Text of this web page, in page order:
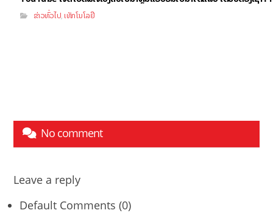
ຂ່າວທົ່ວໄປ ,ເທັກໂນໂລຢີ
No comment
Leave a reply
Default Comments (0)